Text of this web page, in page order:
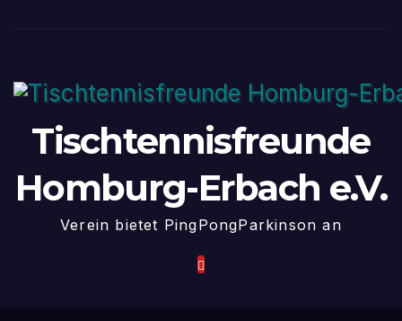
Tischtennisfreunde
Homburg-Erbach e.V.
Verein bietet PingPongParkinson an